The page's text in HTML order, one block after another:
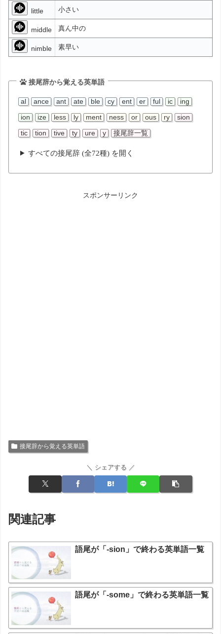
little 小さい
middle 真ん中の
nimble 素早い
接尾辞から覚える英単語
al ance ant ate ble cy ent er ful ic ing
ion ize less ly ment ness or ous ry sion
tic tion tive ty ure y 接尾辞一覧
すべての接尾辞 (全72種) を開く
スポンサーリンク
接尾辞から覚える英単語
＼ シェアする ／
関連記事
語尾が「-sion」で終わる英単語一覧
語尾が「-some」で終わる英単語一覧